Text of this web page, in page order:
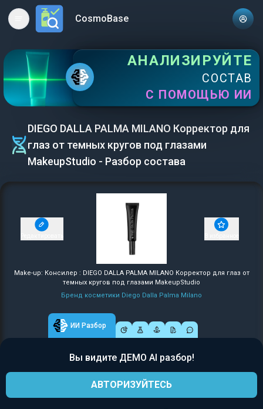
Open main menuCosmoBase
АНАЛИЗИРУЙТЕ
СОСТАВ
С ПОМОЩЬЮ ИИ
DIEGO DALLA PALMA MILANO Корректор для
глаз от темных кругов под глазами
MakeupStudio - Разбор состава
Make-up: Консилер : DIEGO DALLA PALMA MILANO Корректор для глаз от
темных кругов под глазами MakeupStudio
Бренд косметики Diego Dalla Palma Milano
ИИ Разбор
Вы видите ДЕМО AI разбор!
АВТОРИЗУЙТЕСЬ